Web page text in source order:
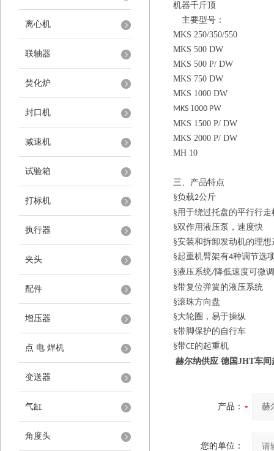
离心机
联轴器
焚化炉
封口机
减速机
试验箱
打标机
执行器
夹头
配件
增压器
点 电 焊机
变送器
气缸
角度头
机器千斤顶
主要型号：
MKS 250/350/550
MKS 500 DW
MKS 500 P/ DW
MKS 750 DW
MKS 1000 DW
MKS 1000 PW
MKS 1500 P/ DW
MKS 2000 P/ DW
MH 10
三、产品特点
§负载2公斤
§用于绕过托盘的平行行走
§双作用液压泵，速度快
§安装和拆卸发动机的理想
§起重机臂架有4种调节选
§液压系统/降低速度可微调
§带复位弹簧的液压系统
§滚珠方向盘
§大轮圈，易于操纵
§带脚保护的自行车
§带CE的起重机
赫尔纳供应 德国JHT车间
产品：
您的单位：